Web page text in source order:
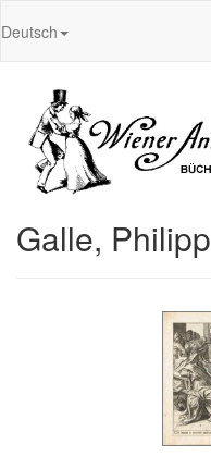
Deutsch
Galle,